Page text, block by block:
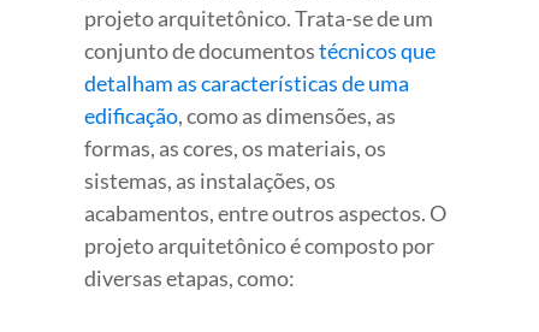
projeto arquitetônico. Trata-se de um
conjunto de documentostécnicos que
detalham as características de uma
edificação, como as dimensões, as
formas, as cores, os materiais, os
sistemas, as instalações, os
acabamentos, entre outros aspectos. O
projeto arquitetônico é composto por
diversas etapas, como: